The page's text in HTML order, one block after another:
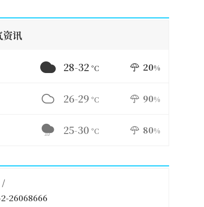
资讯
28-32 °C 20%
26-29 °C 90%
25-30 °C 80%
/
26068666